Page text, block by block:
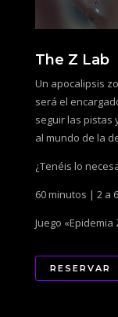
The Z Lab
Un apocalipsis
será el
seguir las pistas
al mundo de la
¿Tenéis lo
60 minutos | 2 a
Juego «Epidemia
RESERVAR